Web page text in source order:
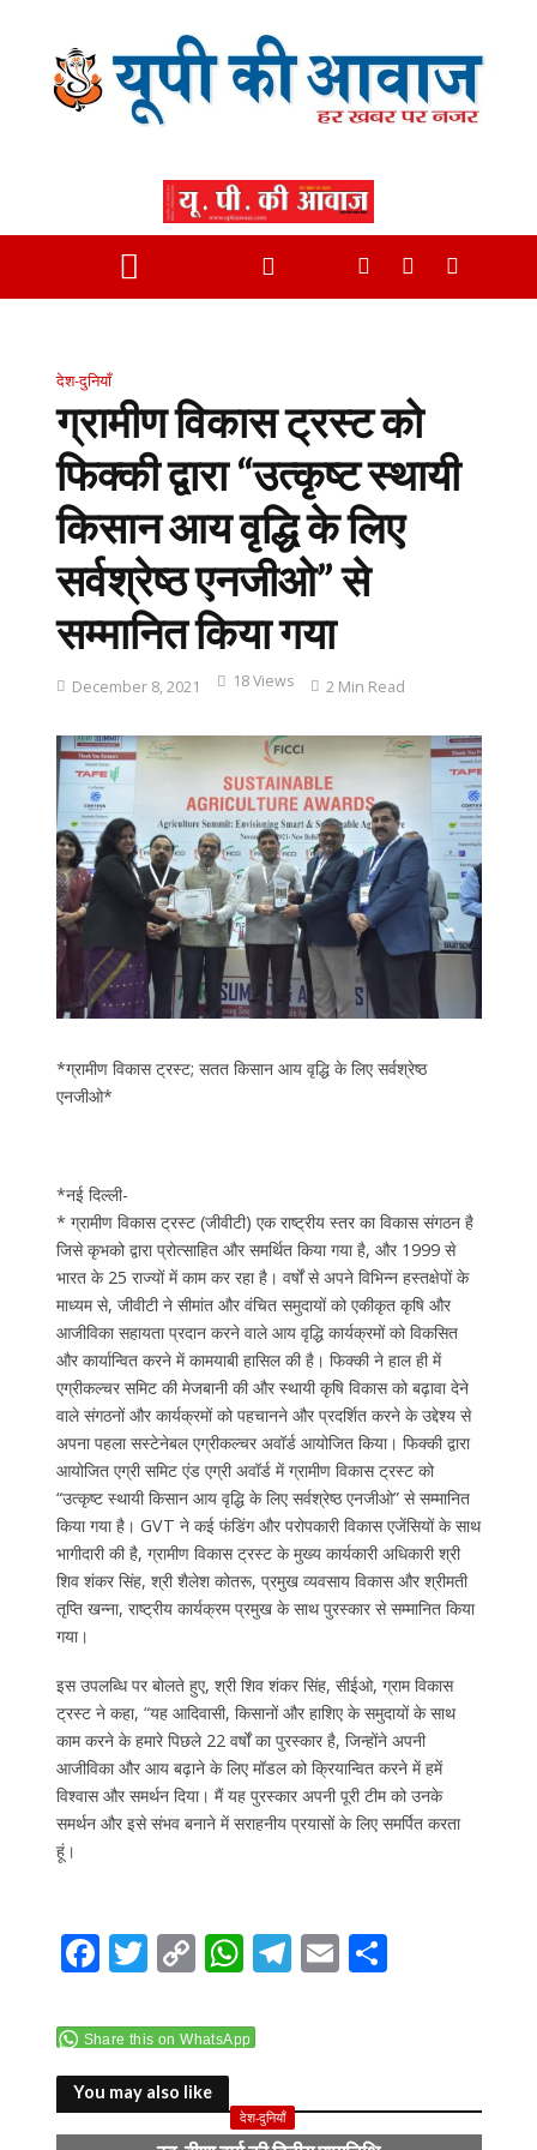
देश-दुनियाँ
ग्रामीण विकास ट्रस्ट को
फिक्की द्वारा “उत्कृष्ट स्थायी
किसान आय वृद्धि के लिए
सर्वश्रेष्ठ एनजीओ” से
सम्मानित किया गया
December 8, 2021 18 Views 2 Min Read
*ग्रामीण विकास ट्रस्ट; सतत किसान आय वृद्धि के लिए सर्वश्रेष्ठ
एनजीओ*
*नई दिल्ली-
* ग्रामीण विकास ट्रस्ट (जीवीटी) एक राष्ट्रीय स्तर का विकास संगठन है
जिसे कृभको द्वारा प्रोत्साहित और समर्थित किया गया है, और 1999 से
भारत के 25 राज्यों में काम कर रहा है। वर्षों से अपने विभिन्न हस्तक्षेपों के
माध्यम से, जीवीटी ने सीमांत और वंचित समुदायों को एकीकृत कृषि और
आजीविका सहायता प्रदान करने वाले आय वृद्धि कार्यक्रमों को विकसित
और कार्यान्वित करने में कामयाबी हासिल की है। फिक्की ने हाल ही में
एग्रीकल्चर समिट की मेजबानी की और स्थायी कृषि विकास को बढ़ावा देने
वाले संगठनों और कार्यक्रमों को पहचानने और प्रदर्शित करने के उद्देश्य से
अपना पहला सस्टेनेबल एग्रीकल्चर अवॉर्ड आयोजित किया। फिक्की द्वारा
आयोजित एग्री समिट एंड एग्री अवॉर्ड में ग्रामीण विकास ट्रस्ट को
“उत्कृष्ट स्थायी किसान आय वृद्धि के लिए सर्वश्रेष्ठ एनजीओ” से सम्मानित
किया गया है। GVT ने कई फंडिंग और परोपकारी विकास एजेंसियों के साथ
भागीदारी की है, ग्रामीण विकास ट्रस्ट के मुख्य कार्यकारी अधिकारी श्री
शिव शंकर सिंह, श्री शैलेश कोतरू, प्रमुख व्यवसाय विकास और श्रीमती
तृप्ति खन्ना, राष्ट्रीय कार्यक्रम प्रमुख के साथ पुरस्कार से सम्मानित किया
गया।
इस उपलब्धि पर बोलते हुए, श्री शिव शंकर सिंह, सीईओ, ग्राम विकास
ट्रस्ट ने कहा, “यह आदिवासी, किसानों और हाशिए के समुदायों के साथ
काम करने के हमारे पिछले 22 वर्षों का पुरस्कार है, जिन्होंने अपनी
आजीविका और आय बढ़ाने के लिए मॉडल को क्रियान्वित करने में हमें
विश्वास और समर्थन दिया। मैं यह पुरस्कार अपनी पूरी टीम को उनके
समर्थन और इसे संभव बनाने में सराहनीय प्रयासों के लिए समर्पित करता
हूं।
F
e
b
o
T
itt
er
C
p
y
Li
W
at
A
T
a
E S
Share this on WhatsApp
You may also like
देश-दुनियाँ